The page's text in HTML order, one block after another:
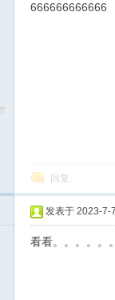
666666666666
回复
发表于 2023-7-
看看。。。。。